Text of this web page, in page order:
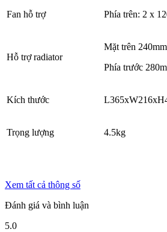
Fan hỗ trợ Phía trên: 2 x
Hỗ trợ radiator
Mặt trên 240mm
Phía trước
Kích thước
Trọng lượng 4.5kg
Xem tất cả thông số
Đánh giá và bình luận
5.0